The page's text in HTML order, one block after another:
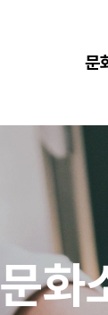
문
사
직
BI
오
문화